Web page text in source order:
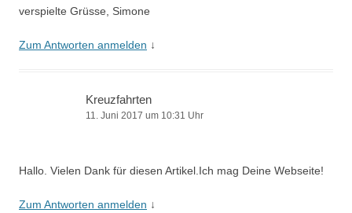
verspielte Grüsse, Simone
Zum Antworten anmelden ↓
Kreuzfahrten
11. Juni 2017 um 10:31 Uhr
Hallo. Vielen Dank für diesen Artikel.Ich mag Deine Webseite!
Zum Antworten anmelden ↓